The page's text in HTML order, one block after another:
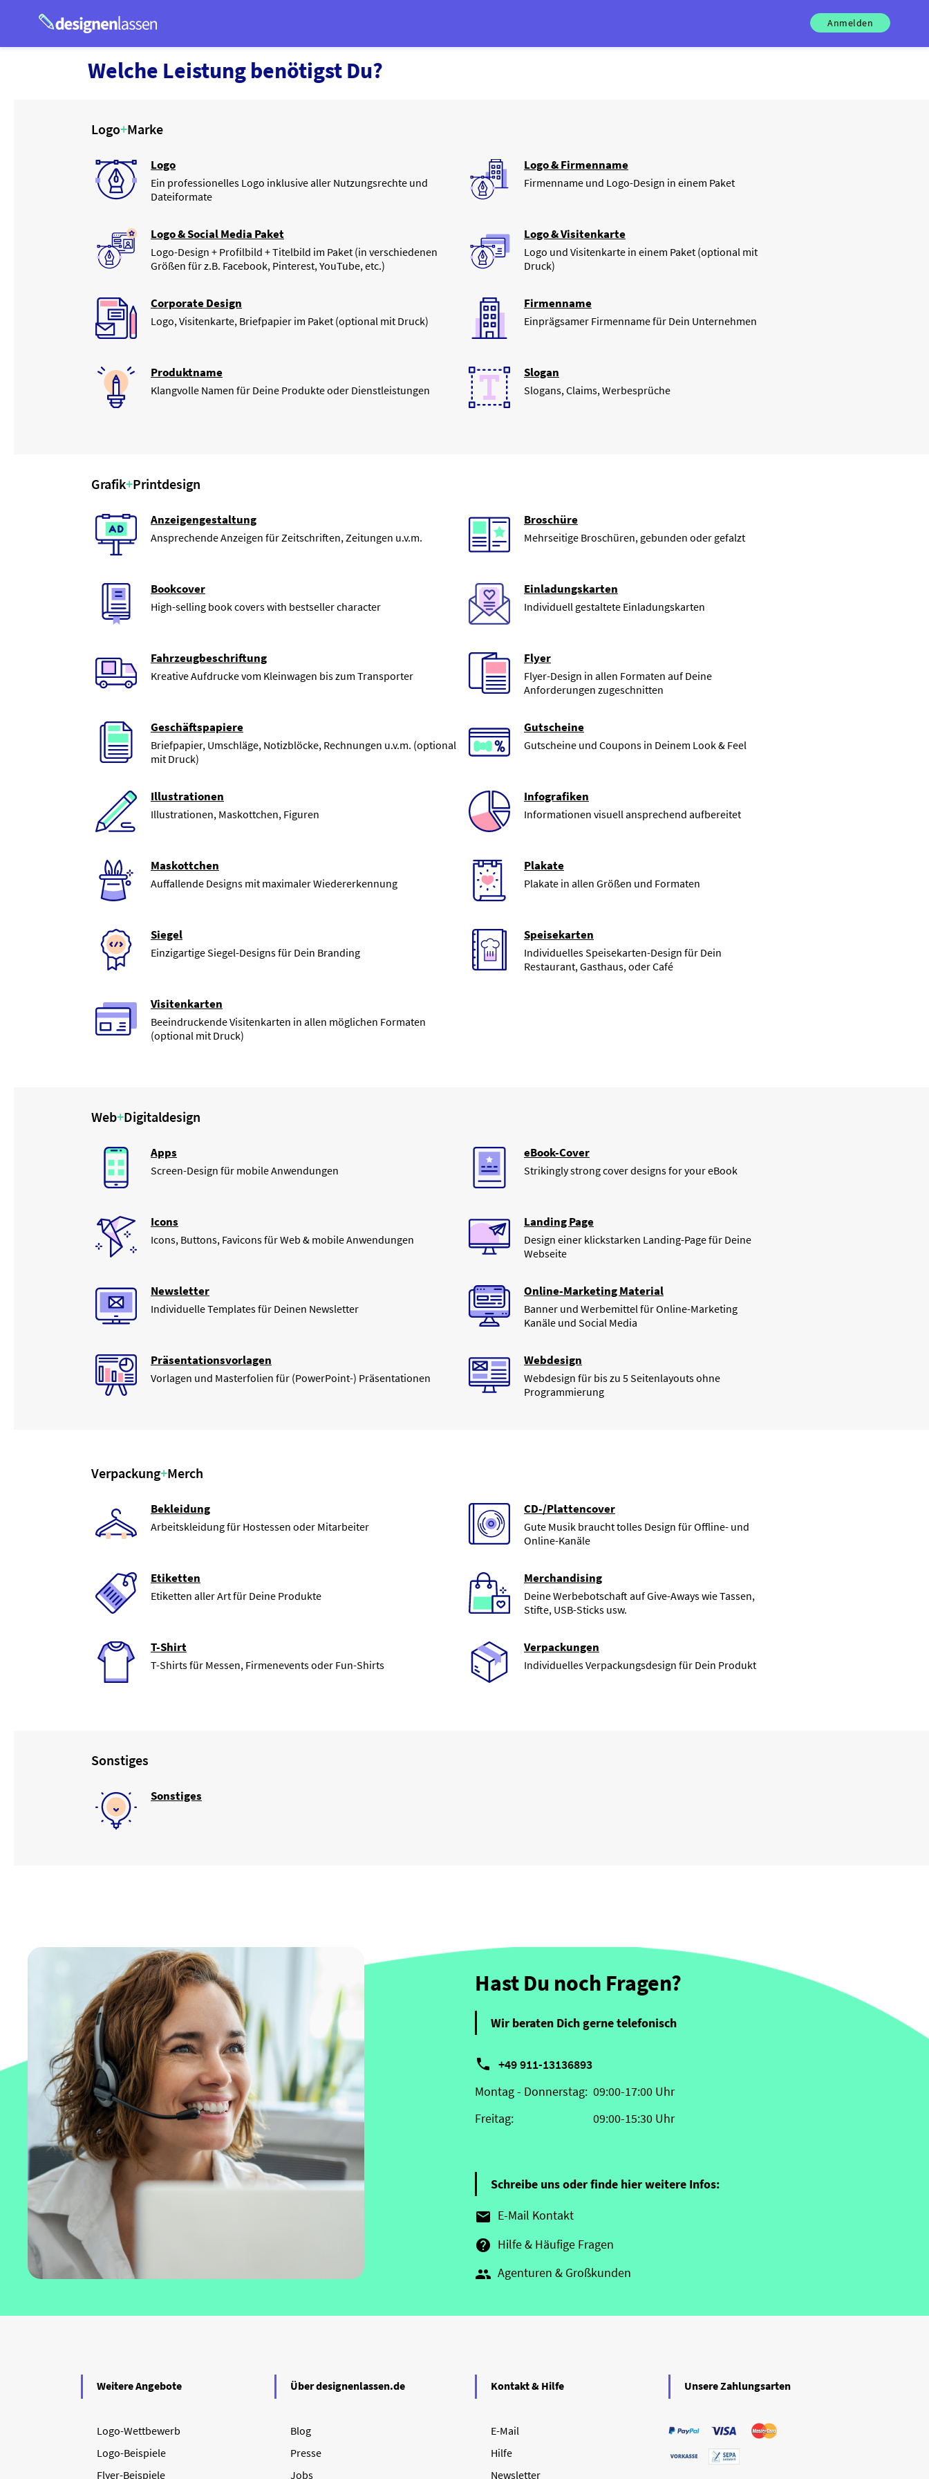
Anmelden
Welche Leistung benötigst Du?
Logo+Marke
Logo
Ein professionelles Logo inklusive aller Nutzungsrechte und
Dateiformate
Logo & Firmenname
Firmenname und Logo-Design in einem Paket
Logo & Social Media Paket
Logo-Design + Profilbild + Titelbild im Paket (in verschiedenen
Größen für z.B. Facebook, Pinterest, YouTube, etc.)
Logo & Visitenkarte
Logo und Visitenkarte in einem Paket (optional mit
Druck)
Corporate Design
Logo, Visitenkarte, Briefpapier im Paket (optional mit Druck)
Firmenname
Einprägsamer Firmenname für Dein Unternehmen
Produktname
Klangvolle Namen für Deine Produkte oder Dienstleistungen
Slogan
Slogans, Claims, Werbesprüche
Grafik+Printdesign
Anzeigengestaltung
Ansprechende Anzeigen für Zeitschriften, Zeitungen u.v.m.
Broschüre
Mehrseitige Broschüren, gebunden oder gefalzt
Bookcover
High-selling book covers with bestseller character
Einladungskarten
Individuell gestaltete Einladungskarten
Fahrzeugbeschriftung
Kreative Aufdrucke vom Kleinwagen bis zum Transporter
Flyer
Flyer-Design in allen Formaten auf Deine
Anforderungen zugeschnitten
Geschäftspapiere
Briefpapier, Umschläge, Notizblöcke, Rechnungen u.v.m. (optional
mit Druck)
Gutscheine
Gutscheine und Coupons in Deinem Look & Feel
Illustrationen
Illustrationen, Maskottchen, Figuren
Infografiken
Informationen visuell ansprechend aufbereitet
Maskottchen
Auffallende Designs mit maximaler Wiedererkennung
Plakate
Plakate in allen Größen und Formaten
Siegel
Einzigartige Siegel-Designs für Dein Branding
Speisekarten
Individuelles Speisekarten-Design für Dein
Restaurant, Gasthaus, oder Café
Visitenkarten
Beeindruckende Visitenkarten in allen möglichen Formaten
(optional mit Druck)
Web+Digitaldesign
Apps
Screen-Design für mobile Anwendungen
eBook-Cover
Strikingly strong cover designs for your eBook
Icons
Icons, Buttons, Favicons für Web & mobile Anwendungen
Landing Page
Design einer klickstarken Landing-Page für Deine
Webseite
Newsletter
Individuelle Templates für Deinen Newsletter
Online-Marketing Material
Banner und Werbemittel für Online-Marketing
Kanäle und Social Media
Präsentationsvorlagen
Vorlagen und Masterfolien für (PowerPoint-) Präsentationen
Webdesign
Webdesign für bis zu 5 Seitenlayouts ohne
Programmierung
Verpackung+Merch
Bekleidung
Arbeitskleidung für Hostessen oder Mitarbeiter
CD-/Plattencover
Gute Musik braucht tolles Design für Offline- und
Online-Kanäle
Etiketten
Etiketten aller Art für Deine Produkte
Merchandising
Deine Werbebotschaft auf Give-Aways wie Tassen,
Stifte, USB-Sticks usw.
T-Shirt
T-Shirts für Messen, Firmenevents oder Fun-Shirts
Verpackungen
Individuelles Verpackungsdesign für Dein Produkt
Sonstiges
Sonstiges
Hast Du noch Fragen?
Wir beraten Dich gerne telefonisch
 +49 911-13136893
Montag - Donnerstag:
Freitag:
09:00-17:00 Uhr
09:00-15:30 Uhr
Schreibe uns oder finde hier weitere Infos:
 E-Mail Kontakt
 Hilfe & Häufige Fragen
 Agenturen & Großkunden
Weitere Angebote
Logo-Wettbewerb
Logo-Beispiele
Flyer-Beispiele
Über designenlassen.de
Blog
Presse
Jobs
Kontakt & Hilfe
E-Mail
Hilfe
Newsletter
Unsere Zahlungsarten